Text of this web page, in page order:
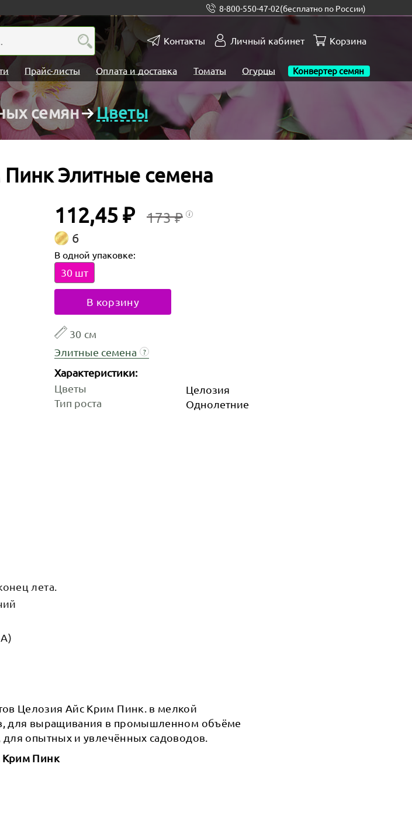
8-800-550-47-02(бесплатно по России)
Контакты Личный кабинет Корзина
Прайс-листы Оплата и доставка Томаты Огурцы Конвертер семян
семян Цветы
Элитные семена
112,45 ₽ 173 ₽
6
В одной упаковке:
30 шт
В корзину
30 см
Элитные семена
?
Характеристики:
Цветы
Целозия
Тип роста
Однолетние
лета.
Целозия Айс Крим Пинк. в мелкой
для выращивания в промышленном объёме
опытных и увлечённых садоводов.
Крим Пинк